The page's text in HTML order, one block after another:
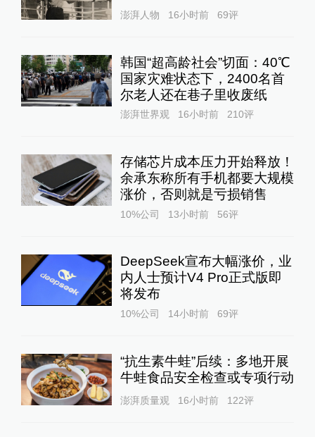
澎湃人物 16小时前 69评
韩国“超高龄社会”切面：40℃
国家灾难状态下，2400名首
尔老人还在巷子里收废纸
澎湃世界观 16小时前 210评
存储芯片成本压力开始释放！
余承东称所有手机都要大规模
涨价，否则就是亏损销售
10%公司 13小时前 56评
DeepSeek宣布大幅涨价，业
内人士预计V4 Pro正式版即
将发布
10%公司 14小时前 69评
“抗生素牛蛙”后续：多地开展
牛蛙食品安全检查或专项行动
澎湃质量观 16小时前 122评